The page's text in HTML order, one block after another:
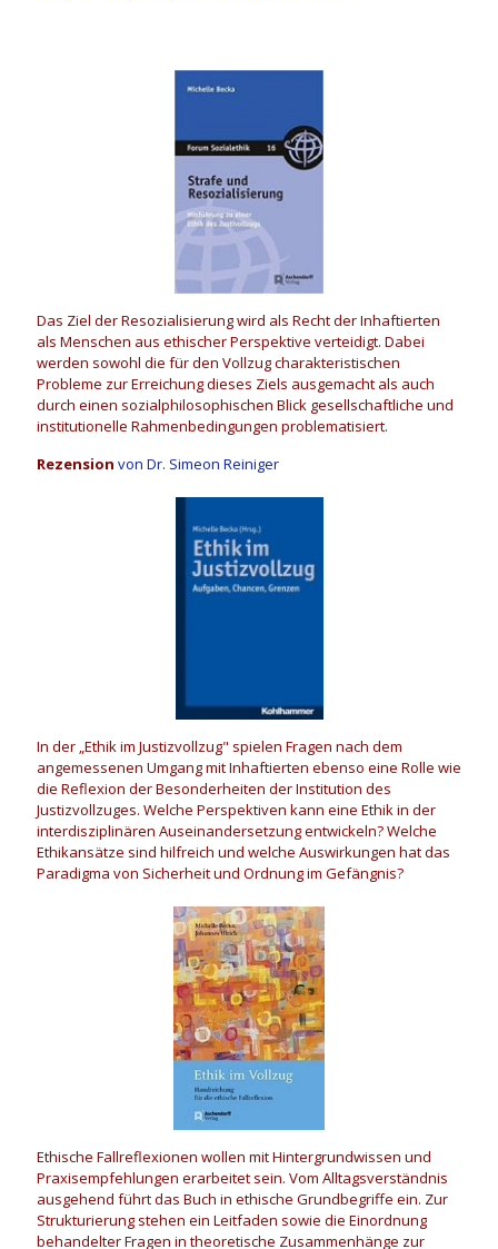
Das Ziel der Resozialisierung wird als Recht der Inhaftierten
als Menschen aus ethischer Perspektive verteidigt. Dabei
werden sowohl die für den Vollzug charakteristischen
Probleme zur Erreichung dieses Ziels ausgemacht als auch
durch einen sozialphilosophischen Blick gesellschaftliche und
institutionelle Rahmenbedingungen problematisiert.
Rezension von Dr. Simeon Reiniger
In der „Ethik im Justizvollzug" spielen Fragen nach dem
angemessenen Umgang mit Inhaftierten ebenso eine Rolle wie
die Reflexion der Besonderheiten der Institution des
Justizvollzuges. Welche Perspektiven kann eine Ethik in der
interdisziplinären Auseinandersetzung entwickeln? Welche
Ethikansätze sind hilfreich und welche Auswirkungen hat das
Paradigma von Sicherheit und Ordnung im Gefängnis?
Ethische Fallreflexionen wollen mit Hintergrundwissen und
Praxisempfehlungen erarbeitet sein. Vom Alltagsverständnis
ausgehend führt das Buch in ethische Grundbegriffe ein. Zur
Strukturierung stehen ein Leitfaden sowie die Einordnung
behandelter Fragen in theoretische Zusammenhänge zur